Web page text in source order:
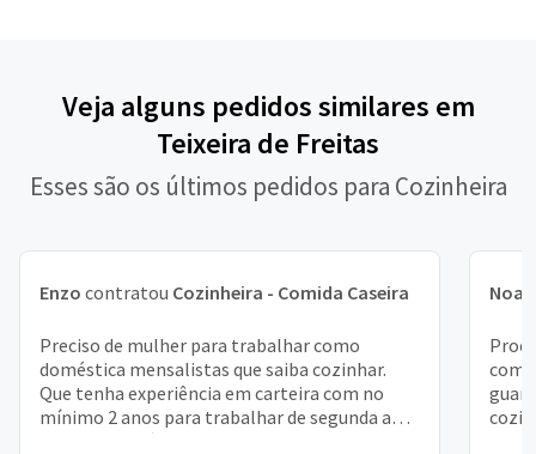
Veja alguns pedidos similares em
Teixeira de Freitas
Esses são os últimos pedidos para Cozinheira
Enzo contratou Cozinheira - Comida Caseira
Preciso de mulher para trabalhar como
doméstica mensalistas que saiba cozinhar.
Que tenha experiência em carteira com no
mínimo 2 anos para trabalhar de segunda a
sexta e dois sábados qui...
Noah